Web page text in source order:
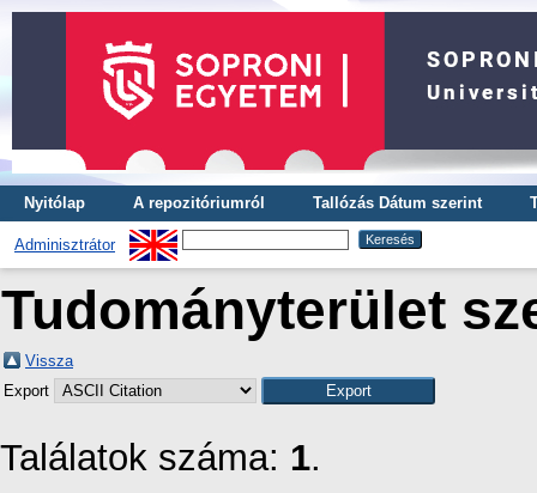
Nyitólap A repozitóriumról Tallózás Dátum szerint
Adminisztrátor
Tudományterület
Vissza
Export
Találatok száma: 1.